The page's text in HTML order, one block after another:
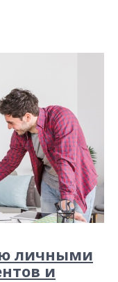
личными
и